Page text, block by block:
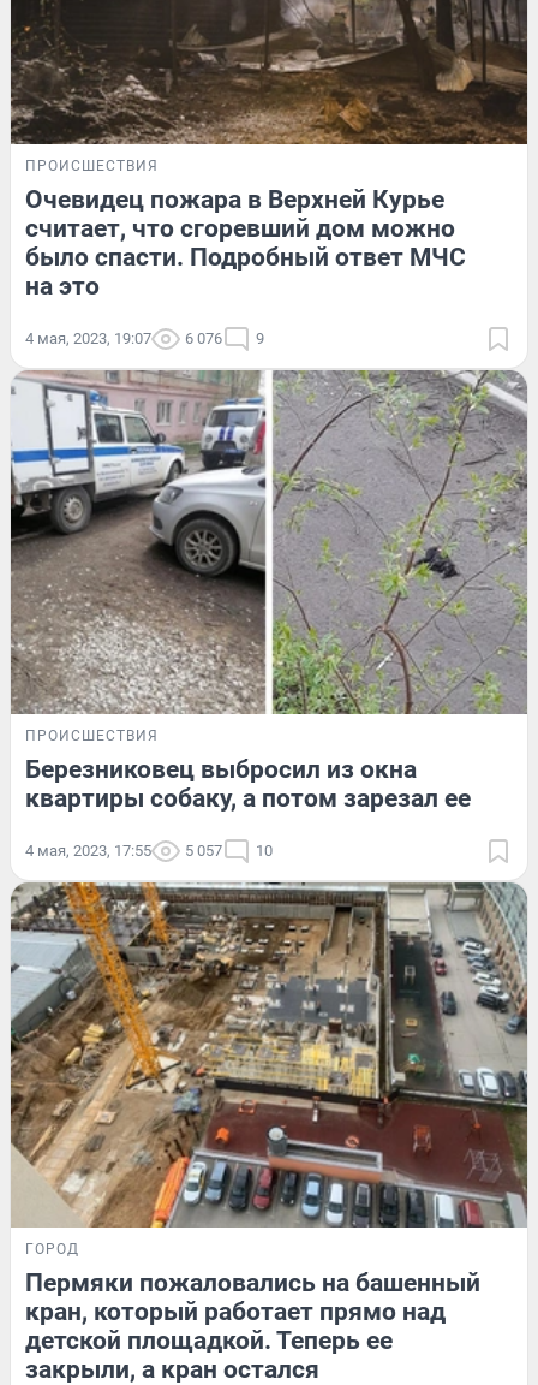
ПРОИСШЕСТВИЯ
Очевидец пожара в Верхней Курье
считает, что сгоревший дом можно
было спасти. Подробный ответ МЧС
на это
4 мая, 2023, 19:07 6 076 9
ПРОИСШЕСТВИЯ
Березниковец выбросил из окна
квартиры собаку, а потом зарезал ее
4 мая, 2023, 17:55 5 057 10
ГОРОД
Пермяки пожаловались на башенный
кран, который работает прямо над
детской площадкой. Теперь ее
закрыли, а кран остался